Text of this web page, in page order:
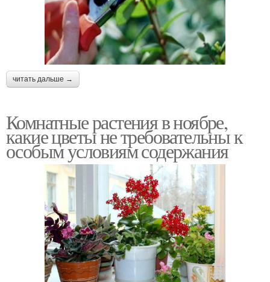
читать дальше →
Комнатные растения в ноябре,
какие цветы не требовательны к
особым условиям содержания